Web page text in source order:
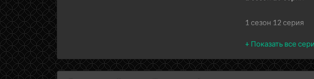
1 сезон 12 серия
1 сезон 11 серия